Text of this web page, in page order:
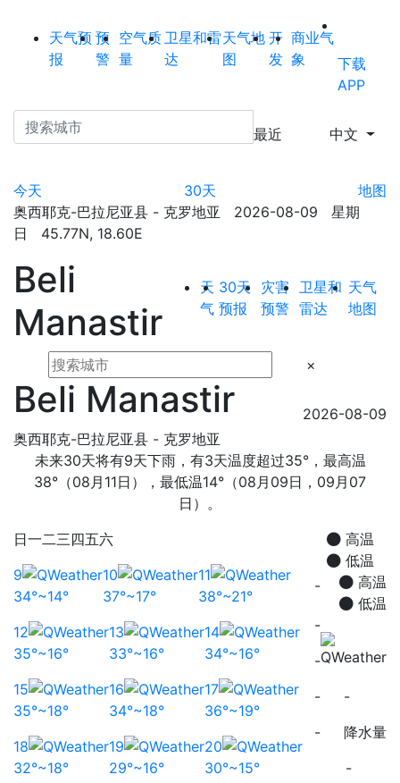
天气预
报
预
警
空气质
量
卫星和雷
达
天气地
图
开
发
商业气
象
下载
APP
最近 中文
今天 30天
地图
奥西耶克-巴拉尼亚县 - 克罗地亚 2026-08-09 星期
日 45.77N, 18.60E
Beli
Manastir
天
气
30天
预报
灾害
预警
卫星和
雷达
天气
地图
×
Beli Manastir
奥西耶克-巴拉尼亚县 - 克罗地亚
2026-08-09
未来30天将有9天下雨，有3天温度超过35°，最高温
38°（08月11日），最低温14°（08月09日，09月07
日）。
日一二三四五六
9
34°~14°
10
37°~17°
11
38°~21°
12
35°~16°
13
33°~16°
14
34°~16°
15
35°~18°
16
34°~18°
17
36°~19°
18
32°~18°
19
29°~16°
20
30°~15°
高温
低温
-
高温
低温
-
-
-
-
-
降水量
-